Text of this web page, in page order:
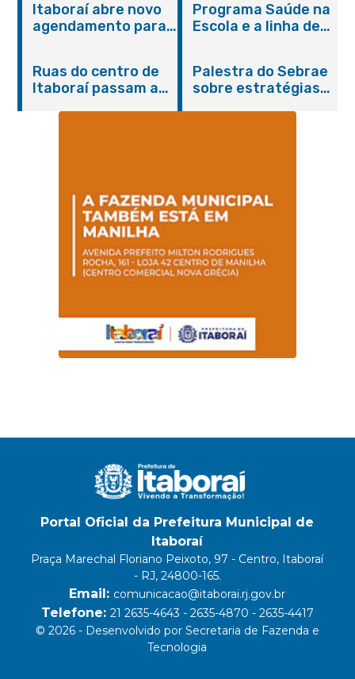
Itaboraí abre novo
agendamento para
Programa Saúde na
Escola e a linha de
promovem
conscientização
sobre hanseníase
Ruas do centro de
Itaboraí passam a
Palestra do Sebrae
sobre estratégias
Portal Oficial da Prefeitura Municipal de
Itaboraí
Praça Marechal Floriano Peixoto, 97 - Centro, Itaboraí
- RJ, 24800-165.
Email: comunicacao@itaborai.rj.gov.br
Telefone: 21 2635-4643 - 2635-4870 - 2635-4417
© 2026 - Desenvolvido por Secretaria de Fazenda e
Tecnologia